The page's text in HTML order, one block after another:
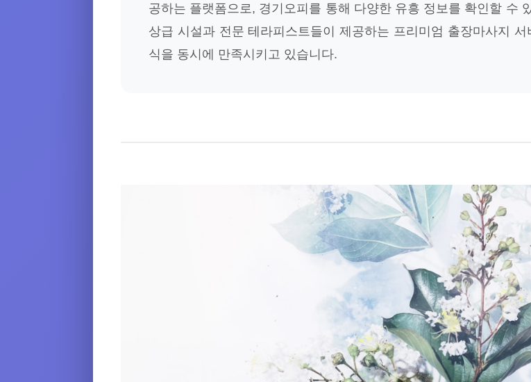
공하는 플랫폼으로, 경기오피를 통해 다양한 유흥 정보를 확인할 수
상급 시설과 전문 테라피스트들이 제공하는 프리미엄 출장마사지
식을 동시에 만족시키고 있습니다.